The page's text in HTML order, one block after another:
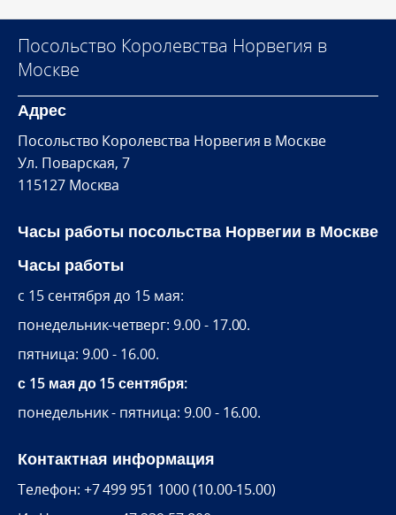
Посольство Королевства Норвегия в
Москве
Адрес
Посольство Королевства Норвегия в Москве
Ул. Поварская, 7
115127 Москва
Часы работы посольства Норвегии в Москве
Часы работы
c 15 сентября до 15 мая:
понедельник-четверг: 9.00 - 17.00.
пятница: 9.00 - 16.00.
с 15 мая до 15 сентября:
понедельник - пятница: 9.00 - 16.00.
Контактная информация
Телефон: +7 499 951 1000 (10.00-15.00)